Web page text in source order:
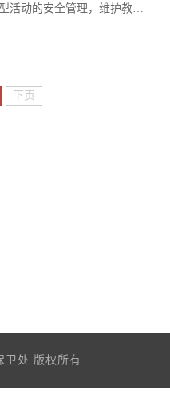
下页
处 版权所有